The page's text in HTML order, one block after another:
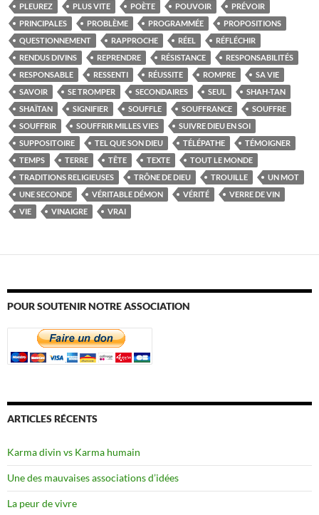
PLEUREZ
PLUS VITE POÈTE POUVOIR
PRÉVOIR
PRINCIPALES
PROBLÈME PROGRAMMÉE
PROPOSITIONS
QUESTIONNEMENT
RAPPROCHE RÉEL
RÉFLÉCHIR
RENDUS DIVINS
REPRENDRE RÉSISTANCE
RESPONSABILITÉS
RESPONSABLE
RESSENTI RÉUSSITE ROMPRE
SA VIE
SAVOIR
SE TROMPER SECONDAIRES SEUL
SHAH-TAN
SHAÏTAN
SIGNIFIER SOUFFLE SOUFFRANCE
SOUFFRE
SOUFFRIR
SOUFFRIR MILLES VIES
SUIVRE DIEU EN SOI
SUPPOSITOIRE
TEL QUE SON DIEU TÉLÉPATHE
TÉMOIGNER
TEMPS
TERRE TÊTE TEXTE
TOUT LE MONDE
TRADITIONS RELIGIEUSES
TRÔNE DE DIEU TROUILLE
UN MOT
UNE SECONDE
VÉRITABLE DÉMON VÉRITÉ
VERRE DE VIN
VIE
VINAIGRE VRAI
POUR SOUTENIR NOTRE ASSOCIATION
ARTICLES RÉCENTS
Karma divin vs Karma humain
Une des mauvaises associations d’idées
La peur de vivre